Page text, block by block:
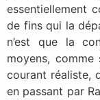
essentiellement
de fins qui la
n’est que la
moyens,
courant réaliste,
en passant par